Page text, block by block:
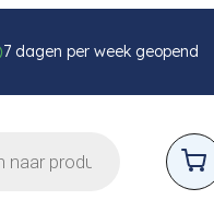
7 dagen per week geopend